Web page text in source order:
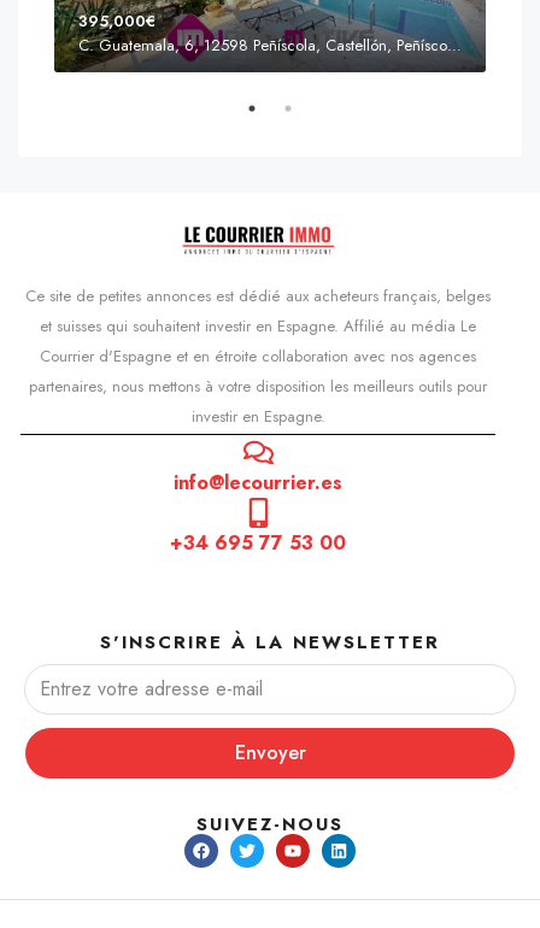
395,000€
C. Guatemala, 6, 12598 Peñíscola, Castellón, Peñíscola, Communauté valencienne
Ce site de petites annonces est dédié aux acheteurs français, belges
et suisses qui souhaitent investir en Espagne. Affilié au média Le
Courrier d'Espagne et en étroite collaboration avec nos agences
partenaires, nous mettons à votre disposition les meilleurs outils pour
investir en Espagne.
info@lecourrier.es
+34 695 77 53 00
S'INSCRIRE À LA NEWSLETTER
Envoyer
SUIVEZ-NOUS